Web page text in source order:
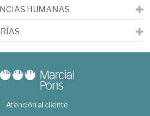
HUMANAS
Atención al cliente